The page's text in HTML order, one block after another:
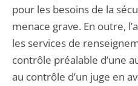
pour les besoins de la
menace grave. En outre,
les services de
contrôle préalable d’une
au contrôle d’un juge en